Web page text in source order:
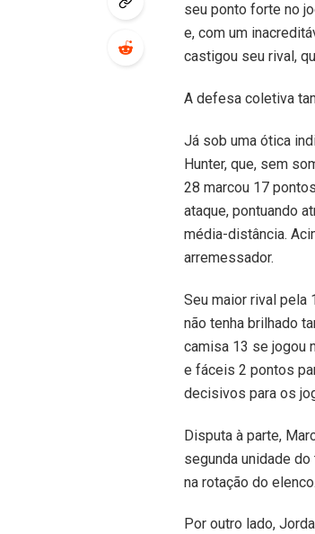
seu ponto forte no
e, com um
castigou seu rival,
A defesa coletiva
Já sob uma ótica
Hunter, que, sem
28 marcou 17
ataque, pontuando
média-distância.
arremessador.
Seu maior rival pela
não tenha brilhado
camisa 13 se jogou
e fáceis 2 pontos
decisivos para os
Disputa à parte,
segunda unidade
na rotação do elenco.
Por outro lado,